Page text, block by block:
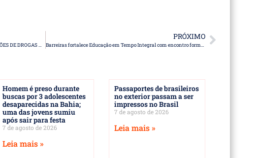
OPERAÇÕES DAS CIPES RESULTAM EM APREENSÕES DE DROGAS NA BAHIA
PRÓXIMO
Barreiras fortalece Educação em Tempo Integral com encontro formacional
Homem é preso durante
buscas por 3 adolescentes
desaparecidas na Bahia;
uma das jovens sumiu
após sair para festa
7 de agosto de 2026
Leia mais »
Passaportes de brasileiros
no exterior passam a ser
impressos no Brasil
7 de agosto de 2026
Leia mais »